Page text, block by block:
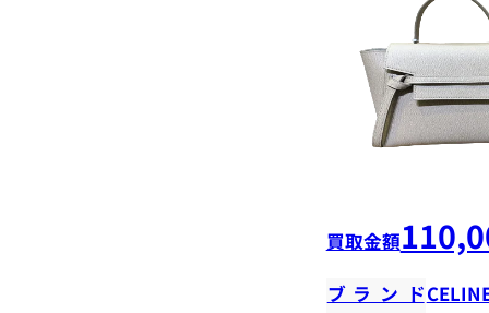
買取金額
ブランド